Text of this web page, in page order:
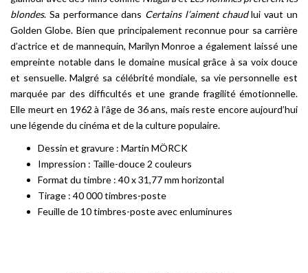
blondes. Sa performance dans Certains l’aiment chaudlui vaut un
Golden Globe. Bien que principalement reconnue pour sa carrière
d’actrice et de mannequin, Marilyn Monroe a également laissé une
empreinte notable dans le domaine musical grâce à sa voix douce
et sensuelle. Malgré sa célébrité mondiale, sa vie personnelle est
marquée par des difficultés et une grande fragilité émotionnelle.
Elle meurt en 1962 à l’âge de 36 ans, mais reste encore aujourd’hui
une légende du cinéma et de la culture populaire.
Dessin et gravure : Martin MÖRCK
Impression : Taille-douce 2 couleurs
Format du timbre : 40 x 31,77 mm horizontal
Tirage : 40 000 timbres-poste
Feuille de 10 timbres-poste avec enluminures